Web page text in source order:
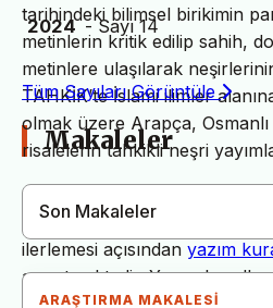
tarihindeki bilimsel birikimin
metinlerin kritik edilip sahih,
metinlere ulaşılarak neşirlerinin
TAHKİK’te İslami ilimler
olmak üzere Arapça,
risalelerin tahkikli neşri
Dergimiz yayın süreçlerinin
ilerlemesi açısından yazım
arz etmektedir. Yazım
2024 - Sayı 14
Tüm Sayıları Görüntüle
Makaleler
Son Makaleler
ARAŞTIRMA MAKALESI